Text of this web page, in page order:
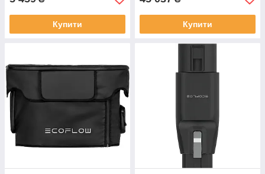
Купити Купити